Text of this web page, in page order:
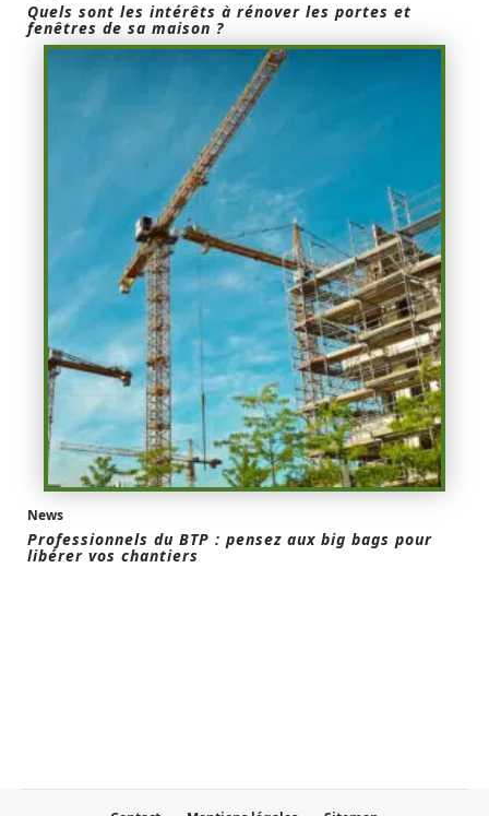
Quels sont les intérêts à rénover les portes et
fenêtres de sa maison ?
News
Professionnels du BTP : pensez aux big bags pour
libérer vos chantiers